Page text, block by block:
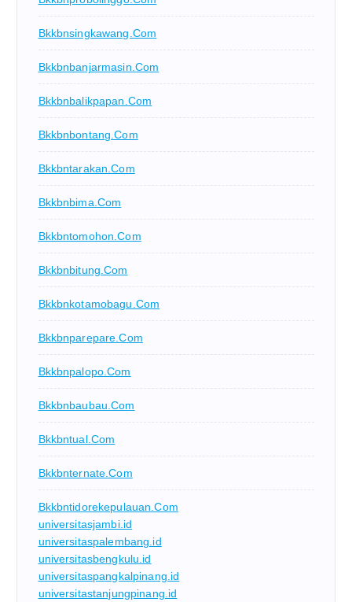
Bkkbnsingkawang.com
Bkkbnbanjarmasin.com
Bkkbnbalikpapan.com
Bkkbnbontang.com
Bkkbntarakan.com
Bkkbnbima.com
Bkkbntomohon.com
Bkkbnbitung.com
Bkkbnkotamobagu.com
Bkkbnparepare.com
Bkkbnpalopo.com
Bkkbnbaubau.com
Bkkbntual.com
Bkkbnternate.com
Bkkbntidorekepulauan.com
universitasjambi.id
universitaspalembang.id
universitasbengkulu.id
universitaspangkalpinang.id
universitastanjungpinang.id